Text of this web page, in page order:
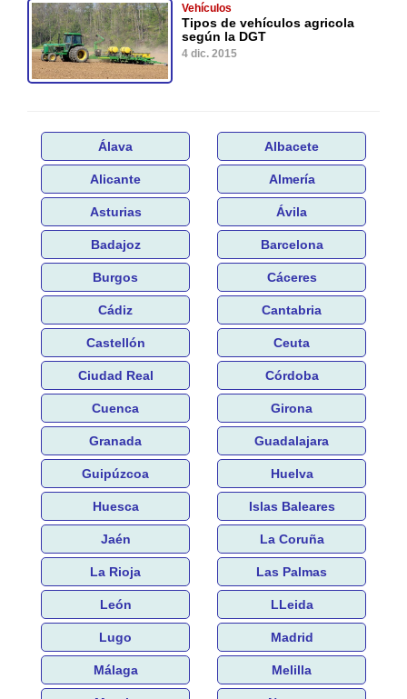
Vehículos
Tipos de vehículos agricola
según la DGT
4 dic. 2015
Álava Albacete
Alicante Almería
Asturias Ávila
Badajoz Barcelona
Burgos Cáceres
Cádiz Cantabria
Castellón Ceuta
Ciudad Real Córdoba
Cuenca Girona
Granada Guadalajara
Guipúzcoa Huelva
Huesca Islas Baleares
Jaén La Coruña
La Rioja Las Palmas
León LLeida
Lugo Madrid
Málaga Melilla